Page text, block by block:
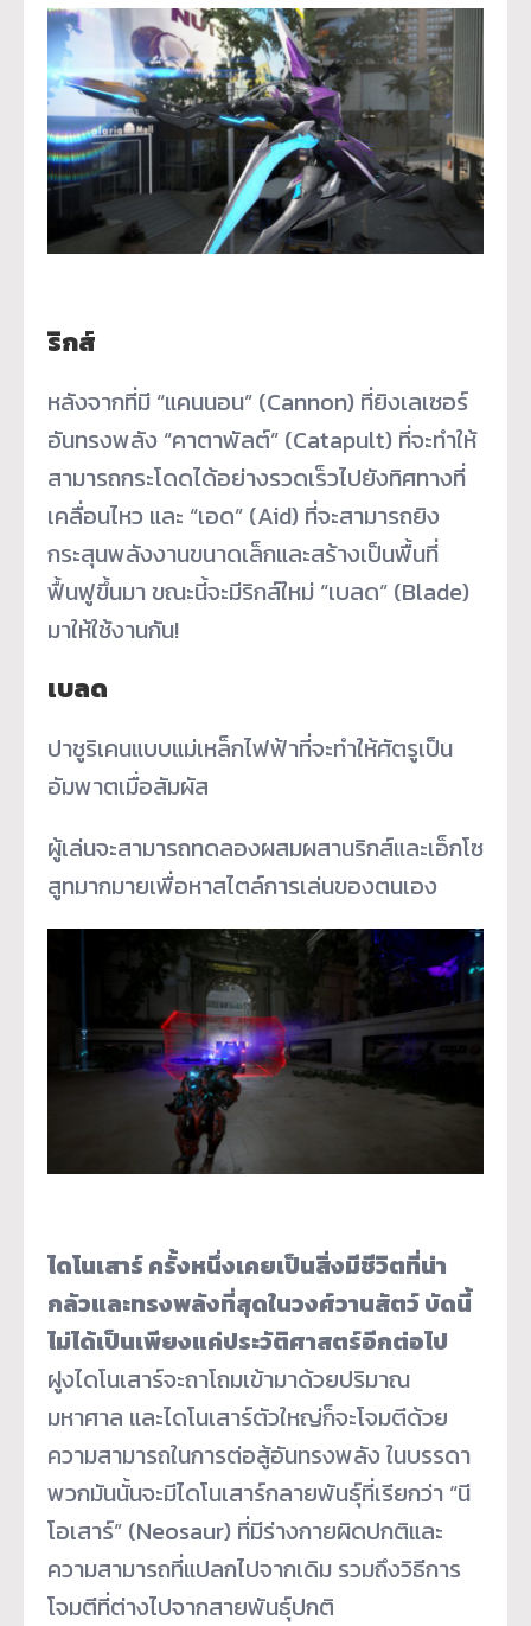
ริกส์
หลังจากที่มี “แคนนอน” (Cannon) ที่ยิงเลเซอร์
อันทรงพลัง “คาตาพัลต์” (Catapult) ที่จะทำให้
สามารถกระโดดได้อย่างรวดเร็วไปยังทิศทางที่
เคลื่อนไหว และ “เอด” (Aid) ที่จะสามารถยิง
กระสุนพลังงานขนาดเล็กและสร้างเป็นพื้นที่
ฟื้นฟูขึ้นมา ขณะนี้จะมีริกส์ใหม่ “เบลด” (Blade)
มาให้ใช้งานกัน!
เบลด
ปาชูริเคนแบบแม่เหล็กไฟฟ้าที่จะทำให้ศัตรูเป็น
อัมพาตเมื่อสัมผัส
ผู้เล่นจะสามารถทดลองผสมผสานริกส์และเอ็กโซ
สูทมากมายเพื่อหาสไตล์การเล่นของตนเอง
ไดโนเสาร์ ครั้งหนึ่งเคยเป็นสิ่งมีชีวิตที่น่า
กลัวและทรงพลังที่สุดในวงศ์วานสัตว์ บัดนี้
ไม่ได้เป็นเพียงแค่ประวัติศาสตร์อีกต่อไป
ฝูงไดโนเสาร์จะถาโถมเข้ามาด้วยปริมาณ
มหาศาล และไดโนเสาร์ตัวใหญ่ก็จะโจมตีด้วย
ความสามารถในการต่อสู้อันทรงพลัง ในบรรดา
พวกมันนั้นจะมีไดโนเสาร์กลายพันธุ์ที่เรียกว่า “นี
โอเสาร์” (Neosaur) ที่มีร่างกายผิดปกติและ
ความสามารถที่แปลกไปจากเดิม รวมถึงวิธีการ
โจมตีที่ต่างไปจากสายพันธุ์ปกติ